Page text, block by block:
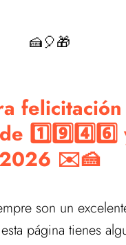
🍰🎈🎁
2026 ✉️🍰
son un
página tienes